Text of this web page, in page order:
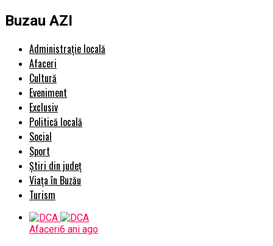
Buzau AZI
Administrație locală
Afaceri
Cultură
Eveniment
Exclusiv
Politică locală
Social
Sport
Știri din județ
Viața în Buzău
Turism
Afaceri6 ani ago